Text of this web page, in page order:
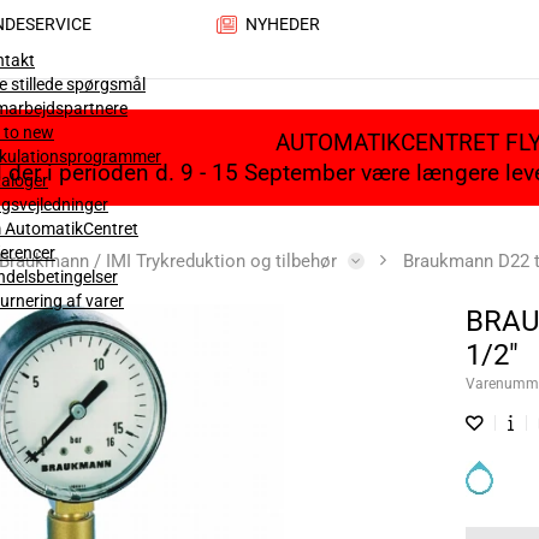
stillede spørgsmål
to new
AutomatikCentret
af varer
NYHEDER
AUTOMATIKCENTRET
der i perioden d. 9 - 15 September være længere
Braukmann / IMI Trykreduktion og tilbehør Braukmann
1/2"